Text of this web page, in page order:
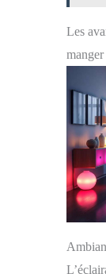
Les
manger